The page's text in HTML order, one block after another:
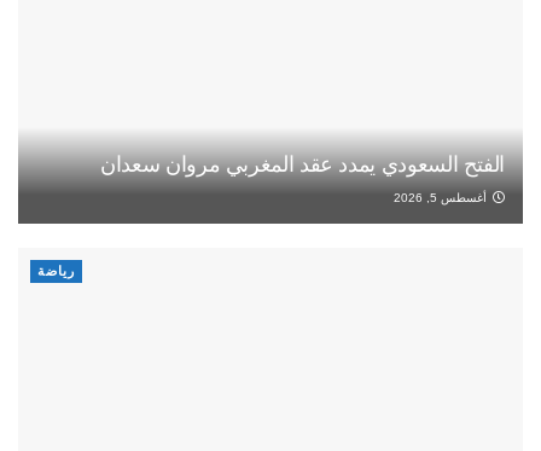
الفتح السعودي يمدد عقد المغربي مروان سعدان
أغسطس 5, 2026
رياضة